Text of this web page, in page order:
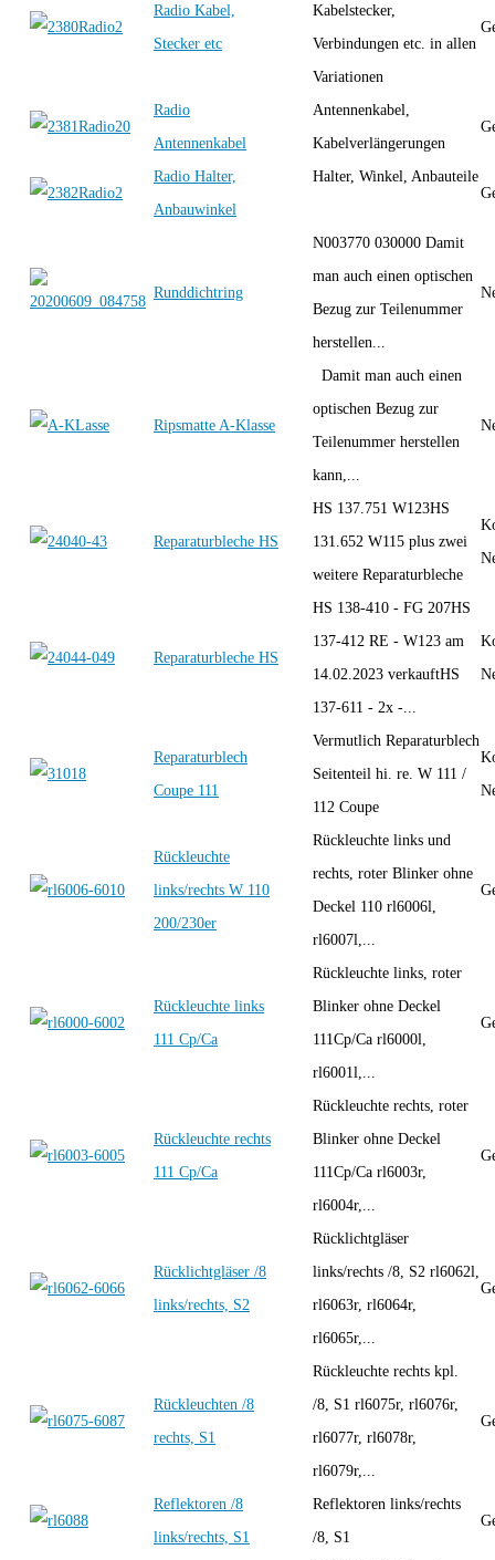
Radio Kabel,
Stecker etc
Kabelstecker,
Verbindungen etc. in allen
Variationen
Radio
Antennenkabel
Antennenkabel,
Kabelverlängerungen
Radio Halter,
Anbauwinkel
Halter, Winkel, Anbauteile
Runddichtring
N003770 030000 Damit
man auch einen optischen
Bezug zur Teilenummer
herstellen...
Ripsmatte A-Klasse
Damit man auch einen
optischen Bezug zur
Teilenummer herstellen
kann,...
Reparaturbleche HS
HS 137.751 W123HS
131.652 W115 plus zwei
weitere Reparaturbleche
Reparaturbleche HS
HS 138-410 - FG 207HS
137-412 RE - W123 am
14.02.2023 verkauftHS
137-611 - 2x -...
Reparaturblech
Coupe 111
Vermutlich Reparaturblech
Seitenteil hi. re. W 111 /
112 Coupe
Rückleuchte
links/rechts W 110
200/230er
Rückleuchte links und
rechts, roter Blinker ohne
Deckel 110 rl6006l,
rl6007l,...
Rückleuchte links
111 Cp/Ca
Rückleuchte links, roter
Blinker ohne Deckel
111Cp/Ca rl6000l,
rl6001l,...
Rückleuchte rechts
111 Cp/Ca
Rückleuchte rechts, roter
Blinker ohne Deckel
111Cp/Ca rl6003r,
rl6004r,...
Rücklichtgläser /8
links/rechts, S2
Rücklichtgläser
links/rechts /8, S2 rl6062l,
rl6063r, rl6064r,
rl6065r,...
Rückleuchten /8
rechts, S1
Rückleuchte rechts kpl.
/8, S1 rl6075r, rl6076r,
rl6077r, rl6078r,
rl6079r,...
Reflektoren /8
links/rechts, S1
Reflektoren links/rechts
/8, S1